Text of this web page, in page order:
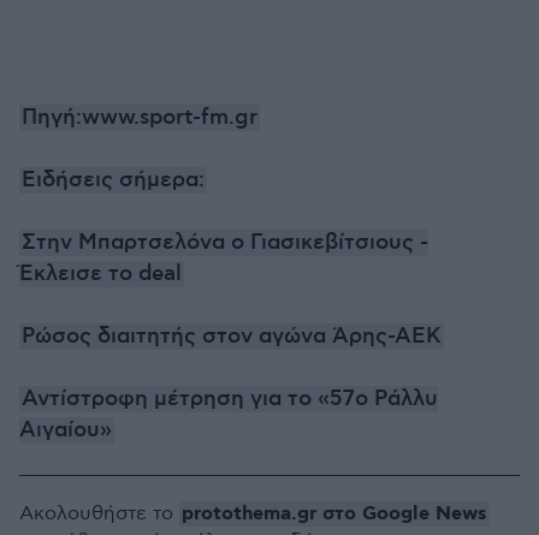
Πηγή:www.sport-fm.gr
Ειδήσεις σήμερα:
Στην Μπαρτσελόνα ο Γιασικεβίτσιους -
Έκλεισε το deal
Ρώσος διαιτητής στον αγώνα Άρης-ΑΕΚ
Αντίστροφη μέτρηση για το «57ο Ράλλυ
Αιγαίου»
Ακολουθήστε το protothema.gr στο Google News